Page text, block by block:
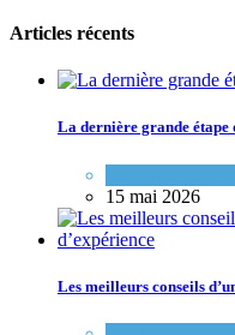
Articles récents
La dernière grande
15 mai 2026
Les meilleurs conseils